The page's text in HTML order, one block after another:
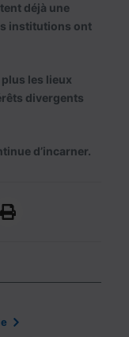
déjà une
institutions ont
les lieux
divergents
d’incarner.